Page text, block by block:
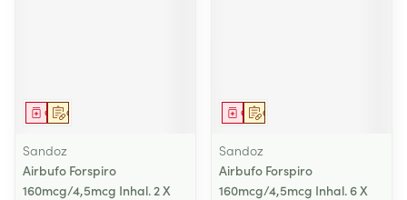
Op voorschrift
Geneesmiddel
Sandoz
Airbufo Forspiro
160mcg/4,5mcg Inhal. 2 X
Op voorschrift
Geneesmiddel
Sandoz
Airbufo Forspiro
160mcg/4,5mcg Inhal. 6 X